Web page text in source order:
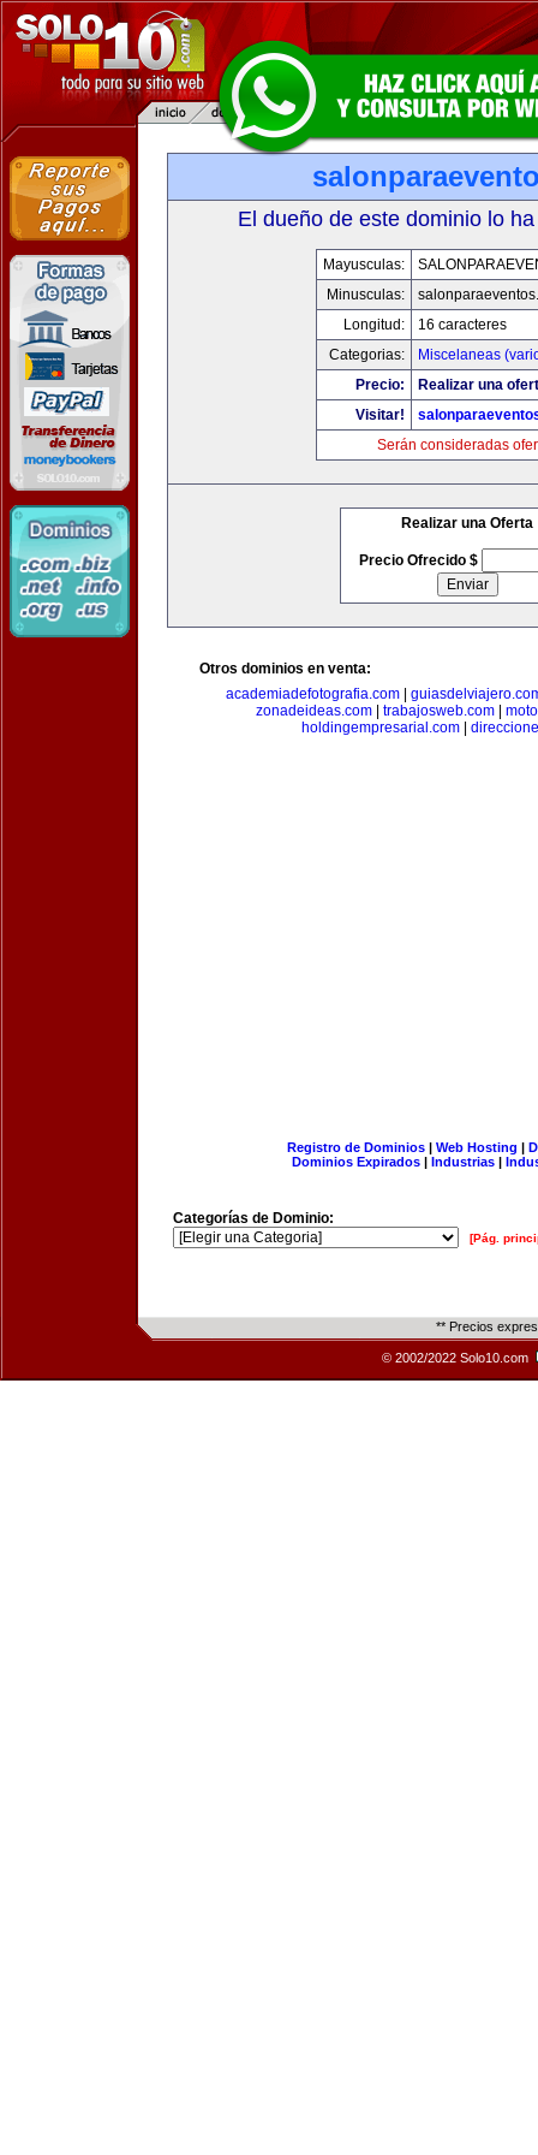
El dueño de este dominio lo
Mayusculas:
Minusculas:
Longitud:
16 caracteres
Categorias:
Miscelaneas
Precio:
Realizar una
Visitar!
Serán consideradas
Realizar una Oferta
Precio Ofrecido $
Otros dominios en venta:
academiadefotografia.com|
zonadeideas.com
trabajosweb.com
holdingempresarial.com|
Registro de Dominios| Web Hosting |
Dominios Expirados | Industrias |
Categorías de Dominio:
[Pág.
** Precios
© 2002/2022 Solo10.com